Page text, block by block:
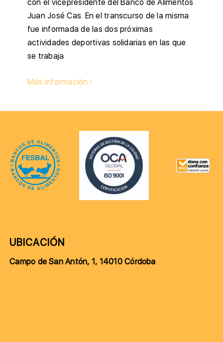
con el vicepresidente del Banco de Alimentos
Juan José Cas. En el transcurso de la misma
fue informada de las dos próximas
actividades deportivas solidarias en las que
se trabaja
Más información
UBICACIÓN
Campo de San Antón, 1, 14010 Córdoba